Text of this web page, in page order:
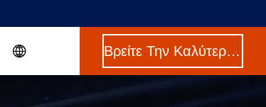
Βρείτε Την Καλύτερη Τιμή